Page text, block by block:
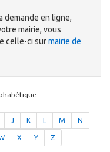
demande en ligne,
mairie, vous
celle-ci surmairie de
J K L M N
X Y Z